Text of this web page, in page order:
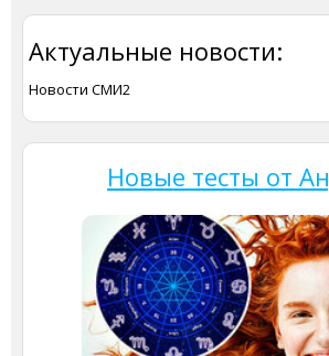
Актуальные новости:
Новости СМИ2
Новые тесты от